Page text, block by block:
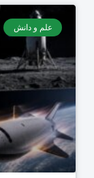
علم و دانش